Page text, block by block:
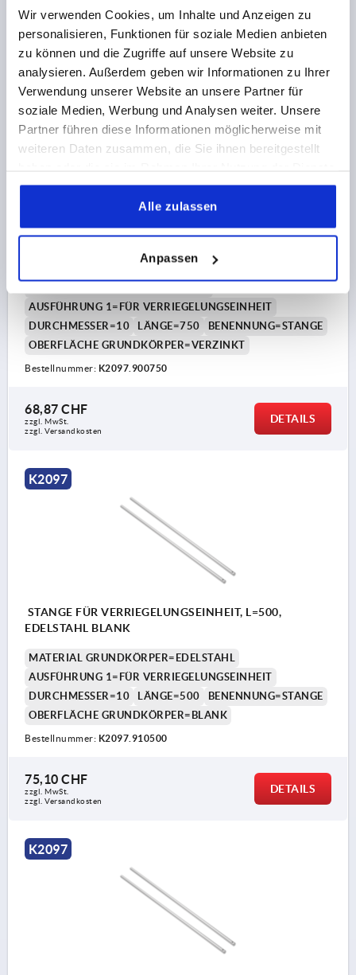
Wir verwenden Cookies, um Inhalte und Anzeigen zu
personalisieren, Funktionen für soziale Medien anbieten
zu können und die Zugriffe auf unsere Website zu
analysieren. Außerdem geben wir Informationen zu Ihrer
Verwendung unserer Website an unsere Partner für
soziale Medien, Werbung und Analysen weiter. Unsere
Partner führen diese Informationen möglicherweise mit
weiteren Daten zusammen, die Sie ihnen bereitgestellt
gesammelt haben.
Alle zulassen
Anpassen
61,80 CHF
zzgl. MwSt.
DETAILS
K2097
AUSFÜHRUNG 1=FÜR VERRIEGELUNGSEINHEIT
DURCHMESSER=10
LÄNGE=750
BENENNUNG=STANGE
OBERFLÄCHE GRUNDKÖRPER=VERZINKT
Bestellnummer: K2097.900750
68,87 CHF
zzgl. MwSt.
zzgl. Versandkosten
DETAILS
K2097
STANGE FÜR VERRIEGELUNGSEINHEIT, L=500,
EDELSTAHL BLANK
MATERIAL GRUNDKÖRPER=EDELSTAHL
AUSFÜHRUNG 1=FÜR VERRIEGELUNGSEINHEIT
DURCHMESSER=10
LÄNGE=500
BENENNUNG=STANGE
OBERFLÄCHE GRUNDKÖRPER=BLANK
Bestellnummer: K2097.910500
75,10 CHF
zzgl. MwSt.
zzgl. Versandkosten
DETAILS
K2097